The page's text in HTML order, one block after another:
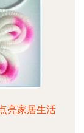
亮家居生活